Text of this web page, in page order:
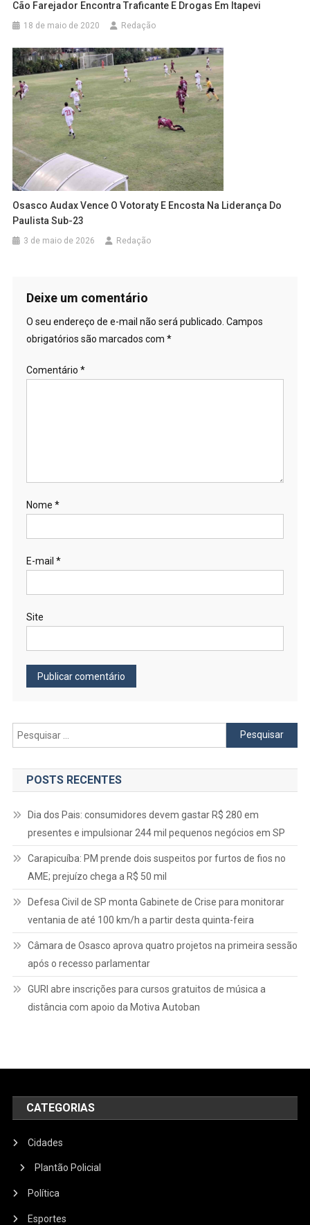
Cão Farejador Encontra Traficante E Drogas Em Itapevi
18 de maio de 2020 Redação
Osasco Audax Vence O Votoraty E Encosta Na Liderança Do
Paulista Sub-23
3 de maio de 2026 Redação
Deixe um comentário
O seu endereço de e-mail não será publicado. Campos
obrigatórios são marcados com *
Comentário *
Nome *
E-mail *
Site
Pesquisar
por:
POSTS RECENTES
Dia dos Pais: consumidores devem gastar R$ 280 em
presentes e impulsionar 244 mil pequenos negócios em SP
Carapicuíba: PM prende dois suspeitos por furtos de fios no
AME; prejuízo chega a R$ 50 mil
Defesa Civil de SP monta Gabinete de Crise para monitorar
ventania de até 100 km/h a partir desta quinta-feira
Câmara de Osasco aprova quatro projetos na primeira sessão
após o recesso parlamentar
GURI abre inscrições para cursos gratuitos de música a
distância com apoio da Motiva Autoban
CATEGORIAS
Cidades
Plantão Policial
Política
Esportes